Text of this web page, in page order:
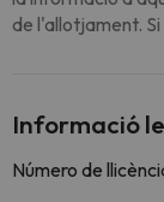
de l'allotjament.
Informació
Número de